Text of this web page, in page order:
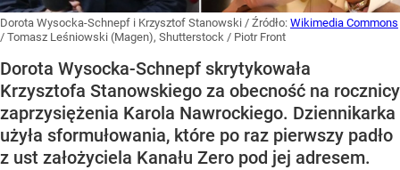
Dorota Wysocka-Schnepf i Krzysztof Stanowski / Źródło: Wikimedia Commons
/ Tomasz Leśniowski (Magen), Shutterstock / Piotr Front
Dorota Wysocka-Schnepf skrytykowała
Krzysztofa Stanowskiego za obecność na rocznicy
zaprzysiężenia Karola Nawrockiego. Dziennikarka
użyła sformułowania, które po raz pierwszy padło
z ust założyciela Kanału Zero pod jej adresem.